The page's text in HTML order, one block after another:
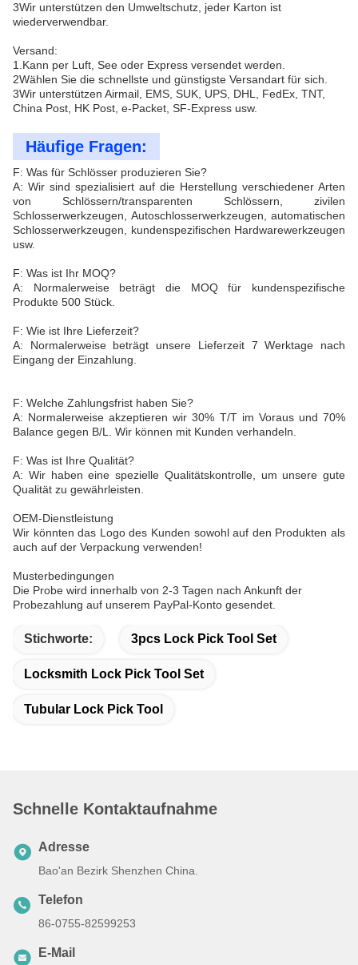
3Wir unterstützen den Umweltschutz, jeder Karton ist
wiederverwendbar.
Versand:
1.Kann per Luft, See oder Express versendet werden.
2Wählen Sie die schnellste und günstigste Versandart für sich.
3Wir unterstützen Airmail, EMS, SUK, UPS, DHL, FedEx, TNT,
China Post, HK Post, e-Packet, SF-Express usw.
Häufige Fragen:
F: Was für Schlösser produzieren Sie?
A: Wir sind spezialisiert auf die Herstellung verschiedener Arten
von Schlössern/transparenten Schlössern, zivilen
Schlosserwerkzeugen, Autoschlosserwerkzeugen, automatischen
Schlosserwerkzeugen, kundenspezifischen Hardwarewerkzeugen
usw.
F: Was ist Ihr MOQ?
A: Normalerweise beträgt die MOQ für kundenspezifische
Produkte 500 Stück.
F: Wie ist Ihre Lieferzeit?
A: Normalerweise beträgt unsere Lieferzeit 7 Werktage nach
Eingang der Einzahlung.
F: Welche Zahlungsfrist haben Sie?
A: Normalerweise akzeptieren wir 30% T/T im Voraus und 70%
Balance gegen B/L. Wir können mit Kunden verhandeln.
F: Was ist Ihre Qualität?
A: Wir haben eine spezielle Qualitätskontrolle, um unsere gute
Qualität zu gewährleisten.
OEM-Dienstleistung
Wir könnten das Logo des Kunden sowohl auf den Produkten als
auch auf der Verpackung verwenden!
Musterbedingungen
Die Probe wird innerhalb von 2-3 Tagen nach Ankunft der
Probezahlung auf unserem PayPal-Konto gesendet.
Stichworte: 3pcs Lock Pick Tool Set
Locksmith Lock Pick Tool Set
Tubular Lock Pick Tool
Schnelle Kontaktaufnahme
Adresse
Bao'an Bezirk Shenzhen China.
Telefon
86-0755-82599253
E-Mail